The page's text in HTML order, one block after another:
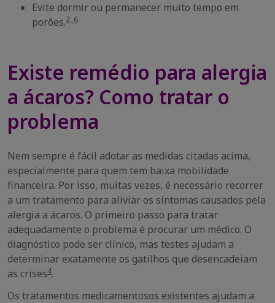
Evite dormir ou permanecer muito tempo em
porões.2; 6
Existe remédio para alergia
a ácaros? Como tratar o
problema
Nem sempre é fácil adotar as medidas citadas acima,
especialmente para quem tem baixa mobilidade
financeira. Por isso, muitas vezes, é necessário recorrer
a um tratamento para aliviar os sintomas causados pela
alergia a ácaros. O primeiro passo para tratar
adequadamente o problema é procurar um médico. O
diagnóstico pode ser clínico, mas testes ajudam a
determinar exatamente os gatilhos que desencadeiam
as crises4.
Os tratamentos medicamentosos existentes ajudam a